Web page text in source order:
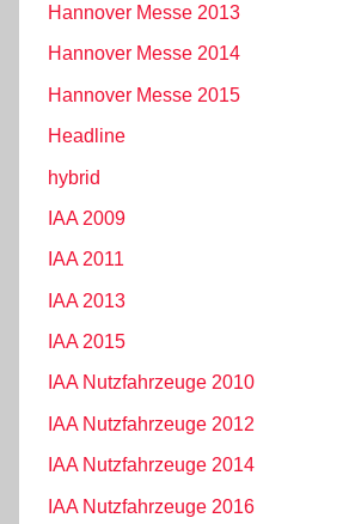
Hannover Messe 2013
Hannover Messe 2014
Hannover Messe 2015
Headline
hybrid
IAA 2009
IAA 2011
IAA 2013
IAA 2015
IAA Nutzfahrzeuge 2010
IAA Nutzfahrzeuge 2012
IAA Nutzfahrzeuge 2014
IAA Nutzfahrzeuge 2016